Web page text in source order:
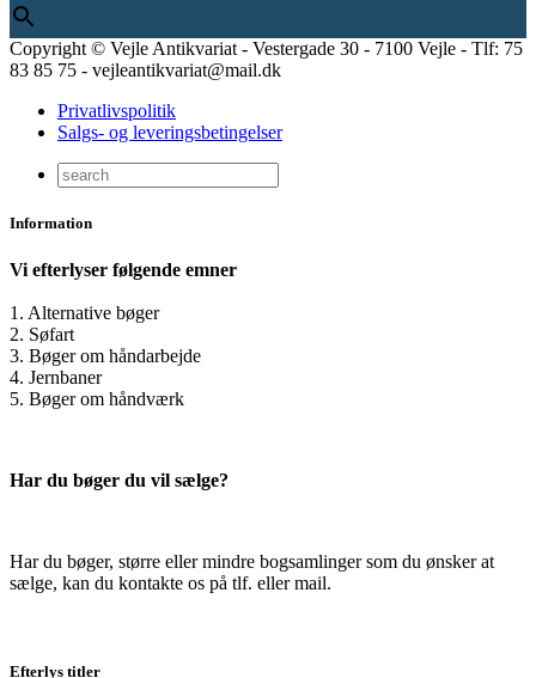
Copyright © Vejle Antikvariat - Vestergade 30 - 7100 Vejle - Tlf: 75
83 85 75 - vejleantikvariat@mail.dk
Privatlivspolitik
Salgs- og leveringsbetingelser
Information
Vi efterlyser følgende emner
1. Alternative bøger
2. Søfart
3. Bøger om håndarbejde
4. Jernbaner
5. Bøger om håndværk
Har du bøger du vil sælge?
Har du bøger, større eller mindre bogsamlinger som du ønsker at
sælge, kan du kontakte os på tlf. eller mail.
Efterlys titler